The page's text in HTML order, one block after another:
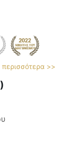
περισσότερα >>